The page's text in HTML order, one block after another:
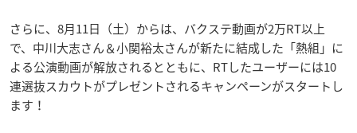
さらに、8月11日（土）からは、バクステ動画が2万RT以上
で、中川大志さん＆小関裕太さんが新たに結成した「熱組」に
よる公演動画が解放されるとともに、RTしたユーザーには10
連選抜スカウトがプレゼントされるキャンペーンがスタートし
ます！